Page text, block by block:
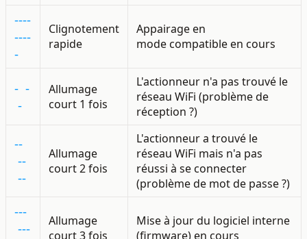
----
----
-
Clignotement
rapide
Appairage en
mode compatible en cours
- -
-
Allumage
court 1 fois
L'actionneur n'a pas trouvé le
réseau WiFi (problème de
réception ?)
--
--
--
Allumage
court 2 fois
L'actionneur a trouvé le
réseau WiFi mais n'a pas
réussi à se connecter
(problème de mot de passe ?)
---
---
Allumage
court 3 fois
Mise à jour du logiciel interne
(firmware) en cours